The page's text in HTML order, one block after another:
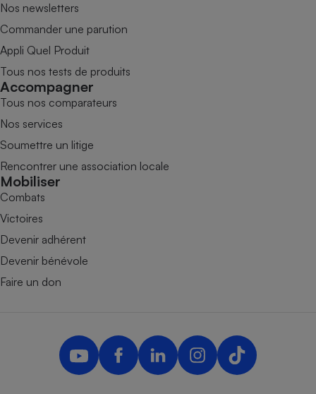
Nos newsletters
Commander une parution
Appli Quel Produit
Tous nos tests de produits
Accompagner
Tous nos comparateurs
Nos services
Soumettre un litige
Rencontrer une association locale
Mobiliser
Combats
Victoires
Devenir adhérent
Devenir bénévole
Faire un don